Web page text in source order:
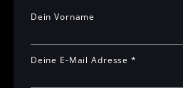
Dein Vorname
Deine E-Mail Adresse *